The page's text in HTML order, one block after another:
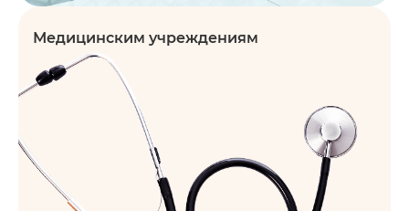
Медицинским учреждениям